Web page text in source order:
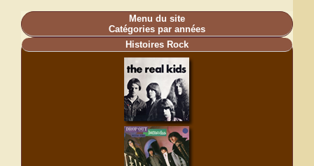
Menu du site
Catégories par années
Histoires Rock